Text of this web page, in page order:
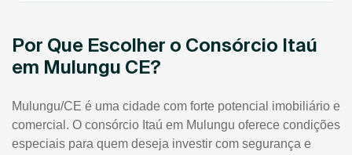
Por Que Escolher o Consórcio Itaú
em Mulungu CE?
Mulungu/CE é uma cidade com forte potencial imobiliário e
comercial. O consórcio Itaú em Mulungu oferece condições
especiais para quem deseja investir com segurança e